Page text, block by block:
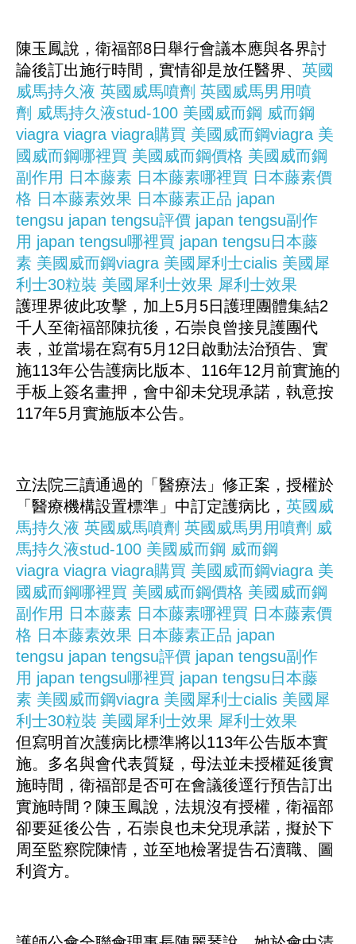
陳玉鳳說，衛福部8日舉行會議本應與各界討
論後訂出施行時間，實情卻是放任醫界、 英國
威馬持久液 英國威馬噴劑 英國威馬男用噴
劑 威馬持久液stud-100 美國威而鋼 威而鋼
viagra viagra viagra購買 美國威而鋼viagra 美
國威而鋼哪裡買 美國威而鋼價格 美國威而鋼
副作用 日本藤素 日本藤素哪裡買 日本藤素價
格 日本藤素效果 日本藤素正品 japan
tengsu japan tengsu評價 japan tengsu副作
用 japan tengsu哪裡買 japan tengsu日本藤
素 美國威而鋼viagra 美國犀利士cialis 美國犀
利士30粒裝 美國犀利士效果 犀利士效果
護理界彼此攻擊，加上5月5日護理團體集結2
千人至衛福部陳抗後，石崇良曾接見護團代
表，並當場在寫有5月12日啟動法治預告、實
施113年公告護病比版本、116年12月前實施的
手板上簽名畫押，會中卻未兌現承諾，執意按
117年5月實施版本公告。
立法院三讀通過的「醫療法」修正案，授權於
「醫療機構設置標準」中訂定護病比， 英國威
馬持久液 英國威馬噴劑 英國威馬男用噴劑 威
馬持久液stud-100 美國威而鋼 威而鋼
viagra viagra viagra購買 美國威而鋼viagra 美
國威而鋼哪裡買 美國威而鋼價格 美國威而鋼
副作用 日本藤素 日本藤素哪裡買 日本藤素價
格 日本藤素效果 日本藤素正品 japan
tengsu japan tengsu評價 japan tengsu副作
用 japan tengsu哪裡買 japan tengsu日本藤
素 美國威而鋼viagra 美國犀利士cialis 美國犀
利士30粒裝 美國犀利士效果 犀利士效果
但寫明首次護病比標準將以113年公告版本實
施。多名與會代表質疑，母法並未授權延後實
施時間，衛福部是否可在會議後逕行預告訂出
實施時間？陳玉鳳說，法規沒有授權，衛福部
卻要延後公告，石崇良也未兌現承諾，擬於下
周至監察院陳情，並至地檢署提告石瀆職、圖
利資方。